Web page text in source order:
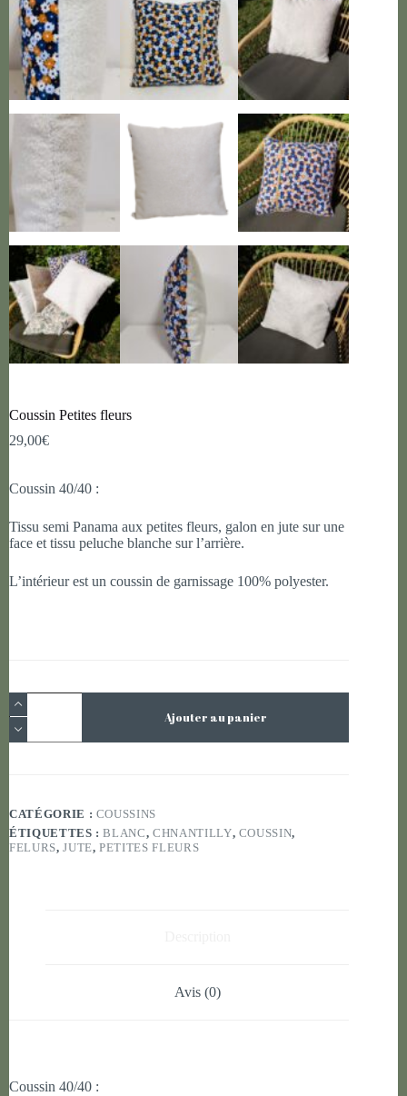
Coussin Petites fleurs
29,00€
Coussin 40/40 :
Tissu semi Panama aux petites fleurs, galon en jute sur une
face et tissu peluche blanche sur l’arrière.
L’intérieur est un coussin de garnissage 100% polyester.
quantité
de
Coussin
Petites
Ajouter au panier
CATÉGORIE : COUSSINS
ÉTIQUETTES :BLANC,CHNANTILLY, COUSSIN,
FELURS,JUTE,PETITES FLEURS
Avis (0)
Coussin 40/40 :